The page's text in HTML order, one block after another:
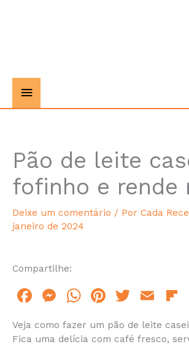
Pão de leite
fofinho e rende
Deixe um comentário / Por Cada
janeiro de 2024
Compartilhe:
F
c
M
e
s
W
at
Pi
n
te
T
w
itt
E
ai
ip
Veja como fazer um pão de leite
Fica uma delícia com café fresco,
hour minutes